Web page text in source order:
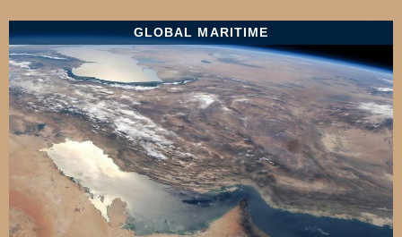
GLOBAL MARITIME